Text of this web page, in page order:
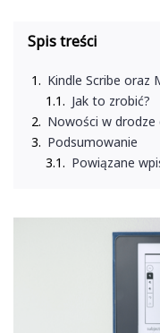
Spis treści
Kindle Scribe oraz
Jak to zrobić?
Nowości w drodze
Podsumowanie
Powiązane